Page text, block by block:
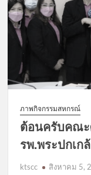
ภาพกิจกรรมสหกรณ์
ต้อนครับคณ
รพ.พระปกเก
ktscc สิงหาคม 5,